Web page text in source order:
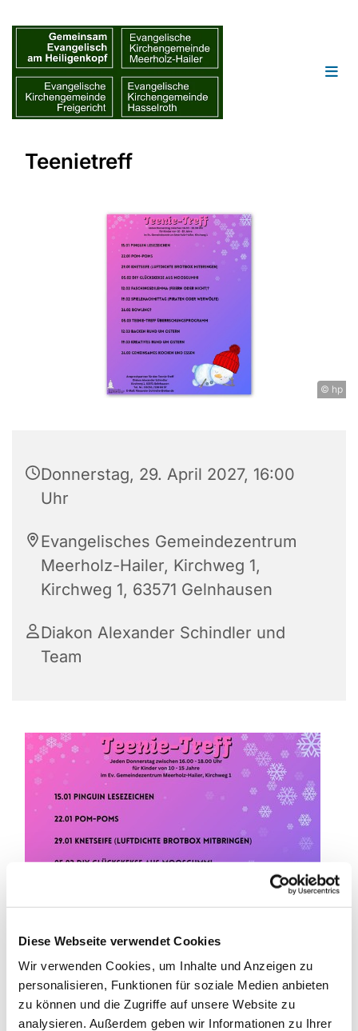
Diese Webseite verwendet Cookies
Wir verwenden Cookies, um Inhalte und Anzeigen zu
personalisieren, Funktionen für soziale Medien anbieten
zu können und die Zugriffe auf unsere Website zu
analysieren. Außerdem geben wir Informationen zu Ihrer
Teenietreff
© hp
Donnerstag, 29. April 2027, 16:00
Uhr
Evangelisches Gemeindezentrum
Meerholz-Hailer, Kirchweg 1,
Kirchweg 1, 63571 Gelnhausen
Diakon Alexander Schindler und
Team